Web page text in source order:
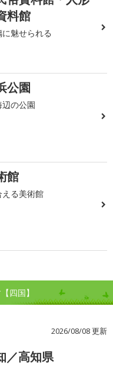
料館
魅せられる
公園
の公園
館
る美術館
四国】
2026/08/08 更新
／高知県